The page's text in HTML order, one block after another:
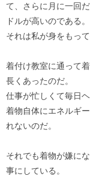
て、さらに月に一回
ドルが高いのである。
それは私が身をもっ
着付け教室に通って
長くあったのだ。
仕事が忙しくて毎日
着物自体にエネルギ
れないのだ。
それでも着物が嫌に
事にしている。